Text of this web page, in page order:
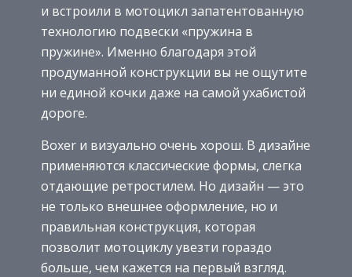
и встроили в мотоцикл запатентованную
технологию подвески «пружина в
пружине». Именно благодаря этой
продуманной конструкции вы не ощутите
ни единой кочки даже на самой ухабистой
дороге.
Boxer и визуально очень хорош. В дизайне
применяются классические формы, слегка
отдающие ретростилем. Но дизайн — это
не только внешнее оформление, но и
правильная конструкция, которая
позволит мотоциклу увезти гораздо
больше, чем кажется на первый взгляд.